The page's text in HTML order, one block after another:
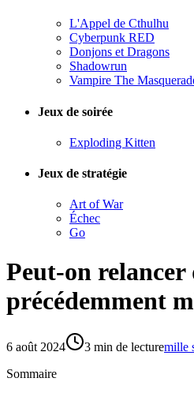
L'Appel de Cthulhu
Cyberpunk RED
Donjons et Dragons
Shadowrun
Vampire The
Jeux de soirée
Exploding Kitten
Jeux de stratégie
Art of War
Échec
Go
Peut-on relancer
précédemment
6 août 2024 3 min de lecturemille
Sommaire